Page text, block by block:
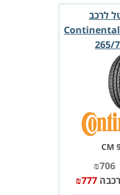
לרכב
₪
₪777